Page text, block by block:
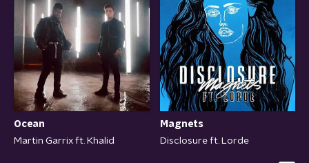
Ocean
Martin Garrix ft. Khalid
Magnets
Disclosure ft. Lorde